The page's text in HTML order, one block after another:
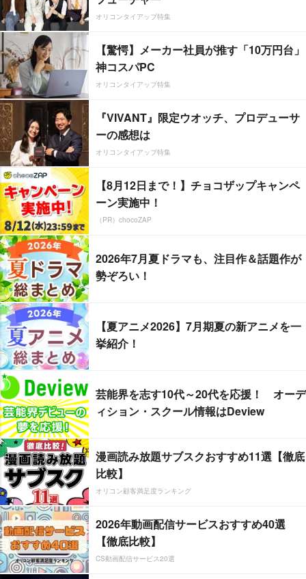
オリコンタイアップ特集
【驚愕】メーカー社員が推す「10万円台」
神コスパPC
オリコンタイアップ特集
『VIVANT』限定ウオッチ、プロデューサ
ーの感想は
オリコンタイアップ特集
【8月12日まで！】チョコザップキャンペ
ーン実施中！
（PR）chocoZAP
2026年7月夏ドラマも、注目作＆話題作が
勢ぞろい！
【夏アニメ2026】7月期夏の新アニメを一
挙紹介！
芸能界を志す10代～20代を応援！ オーデ
ィション・スクール情報はDeview
漫画読み放題サブスクおすすめ11選【徹底
比較】
オリコン顧客満足度ランキング
2026年動画配信サービスおすすめ40選
【徹底比較】
CS動画配信サービス20選